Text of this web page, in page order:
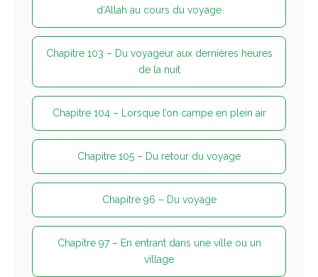
d’Allah au cours du voyage
Chapitre 103 – Du voyageur aux dernières heures
de la nuit
Chapitre 104 – Lorsque l’on campe en plein air
Chapitre 105 – Du retour du voyage
Chapitre 96 – Du voyage
Chapitre 97 – En entrant dans une ville ou un
village